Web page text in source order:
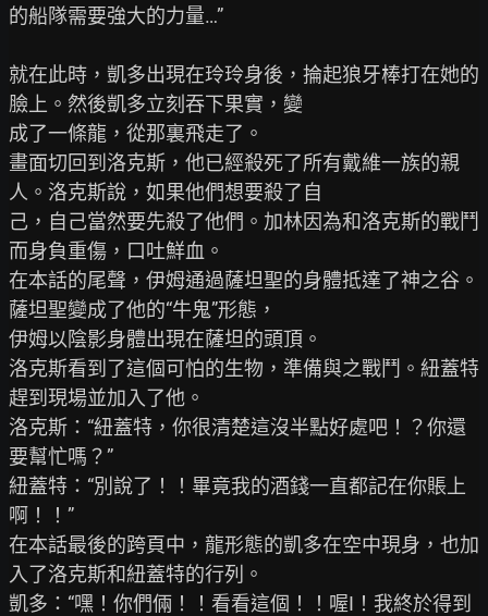
的船隊需要強大的力量…”
就在此時，凱多出現在玲玲身後，掄起狼牙棒打在她的
臉上。然後凱多立刻吞下果實，變
成了一條龍，從那裏飛走了。
畫面切回到洛克斯，他已經殺死了所有戴維一族的親
人。洛克斯說，如果他們想要殺了自
己，自己當然要先殺了他們。加林因為和洛克斯的戰鬥
而身負重傷，口吐鮮血。
在本話的尾聲，伊姆通過薩坦聖的身體抵達了神之谷。
薩坦聖變成了他的“牛鬼”形態，
伊姆以陰影身體出現在薩坦的頭頂。
洛克斯看到了這個可怕的生物，準備與之戰鬥。紐蓋特
趕到現場並加入了他。
洛克斯：“紐蓋特，你很清楚這沒半點好處吧！？你還
要幫忙嗎？”
紐蓋特：“別說了！！畢竟我的酒錢一直都記在你賬上
啊！！”
在本話最後的跨頁中，龍形態的凱多在空中現身，也加
入了洛克斯和紐蓋特的行列。
凱多：“嘿！你們倆！！看看這個！！喔I！我終於得到